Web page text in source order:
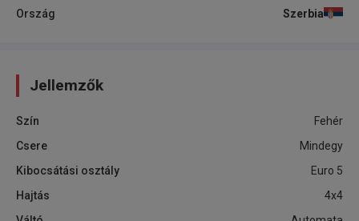
Ország
Szerbia
Jellemzők
Szín
Fehér
Csere
Mindegy
Kibocsátási osztály
Euro 5
Hajtás
4x4